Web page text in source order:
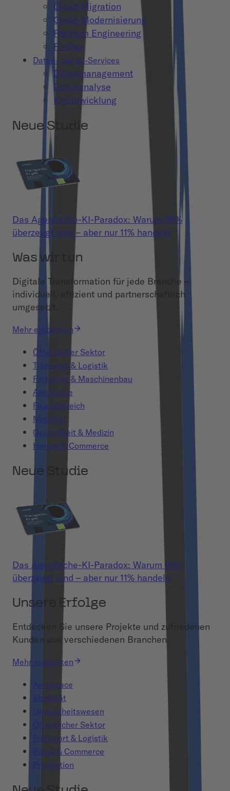
Cloud-Migration
Cloud-Modernisierung
Platform Engineering
FinOps
Daten- und KI-Services
Datenmanagement
Datenanalyse
KI-Entwicklung
Neue Studie
Das Agentische-KI-Paradox: Warum 86%
überzeugt sind – aber nur 11% handeln
Was wir tun
Digitale Transformation für jede Branche –
individuell, effizient und partnerschaftlich
umgesetzt.
Mehr entdecken
Öffentlicher Sektor
Transport & Logistik
Fertigung & Maschinenbau
Aerospace
Finanzbereich
Mobilität
Gesundheit & Medizin
Handel & Commerce
Neue Studie
Das Agentische-KI-Paradox: Warum 86%
überzeugt sind – aber nur 11% handeln
Unsere Erfolge
Entdecken Sie unsere Projekte und zufriedenen
Kunden aus verschiedenen Branchen.
Mehr entdecken
Aerospace
Mobilität
Gesundheitswesen
Öffentlicher Sektor
Transport & Logistik
Retail & Commerce
Produktion